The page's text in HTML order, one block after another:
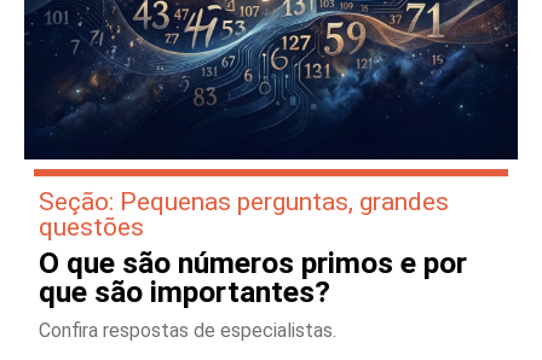
Seção: Pequenas perguntas, grandes
questões
O que são números primos e por
que são importantes?
Confira respostas de especialistas.